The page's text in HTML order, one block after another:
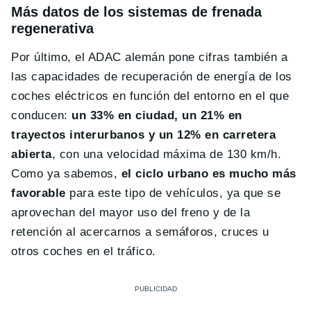
Más datos de los sistemas de frenada
regenerativa
Por último, el ADAC alemán pone cifras también a
las capacidades de recuperación de energía de los
coches eléctricos en función del entorno en el que
conducen: un 33% en ciudad, un 21% en
trayectos interurbanos y un 12% en carretera
abierta, con una velocidad máxima de 130 km/h.
Como ya sabemos, el ciclo urbano es mucho más
favorable para este tipo de vehículos, ya que se
aprovechan del mayor uso del freno y de la
retención al acercarnos a semáforos, cruces u
otros coches en el tráfico.